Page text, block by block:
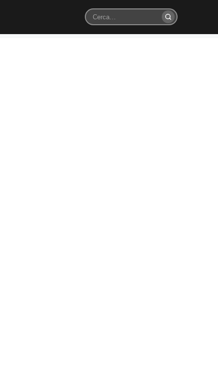
Cerca